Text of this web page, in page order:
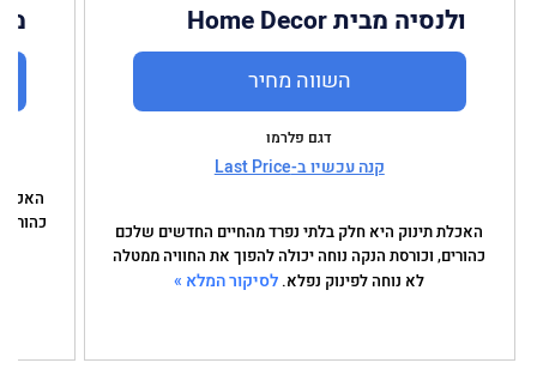
ולנסיה מבית Home Decor
השווה מחיר
דגם פלרמו
קנה עכשיו ב-Last Price
האכלת תינוק היא חלק בלתי נפרד מהחיים החדשים שלכם
כהורים, וכורסת הנקה נוחה יכולה להפוך את החוויה ממטלה
לא נוחה לפינוק נפלא. לסיקור המלא »